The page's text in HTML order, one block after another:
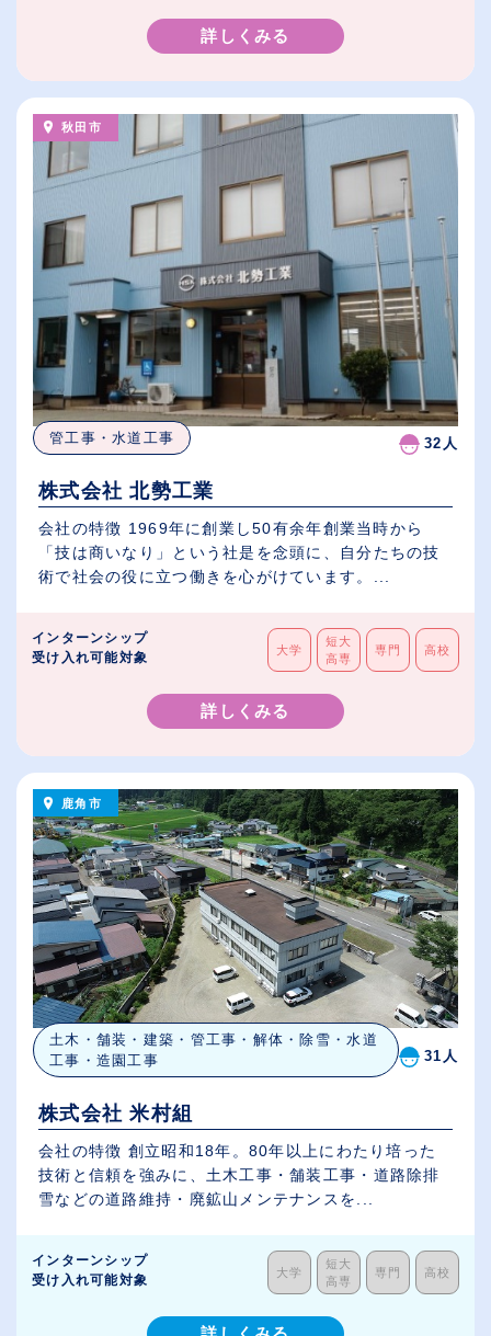
詳しくみる
秋田市
管工事・水道工事 32人
株式会社 北勢工業
会社の特徴 1969年に創業し50有余年創業当時から
「技は商いなり」という社是を念頭に、自分たちの技
術で社会の役に立つ働きを心がけています。...
インターンシップ
受け入れ可能対象
大学
短大
高専
専門 高校
詳しくみる
鹿角市
土木・舗装・建築・管工事・解体・除雪・水道
工事・造園工事
31人
株式会社 米村組
会社の特徴 創立昭和18年。80年以上にわたり培った
技術と信頼を強みに、土木工事・舗装工事・道路除排
雪などの道路維持・廃鉱山メンテナンスを...
インターンシップ
受け入れ可能対象
大学
短大
高専
専門 高校